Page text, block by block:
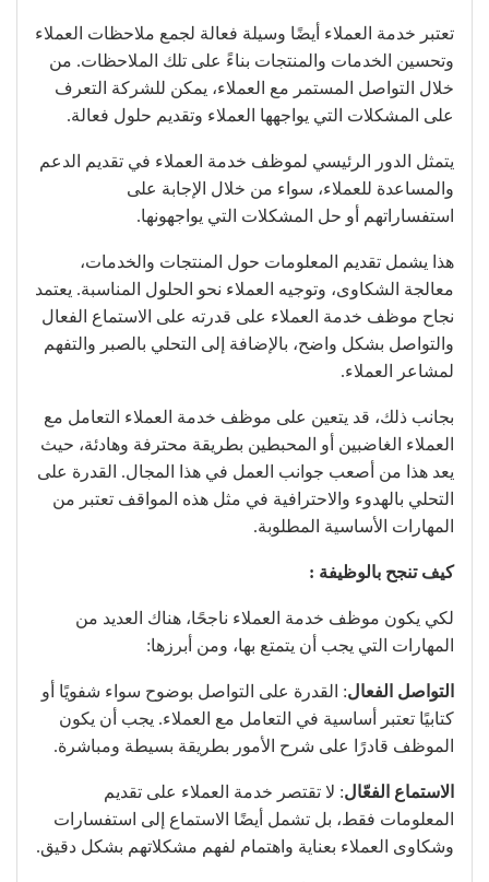
تعتبر خدمة العملاء أيضًا وسيلة فعالة لجمع ملاحظات العملاء
وتحسين الخدمات والمنتجات بناءً على تلك الملاحظات. من
خلال التواصل المستمر مع العملاء، يمكن للشركة التعرف
على المشكلات التي يواجهها العملاء وتقديم حلول فعالة.
يتمثل الدور الرئيسي لموظف خدمة العملاء في تقديم الدعم
والمساعدة للعملاء، سواء من خلال الإجابة على
استفساراتهم أو حل المشكلات التي يواجهونها.
هذا يشمل تقديم المعلومات حول المنتجات والخدمات،
معالجة الشكاوى، وتوجيه العملاء نحو الحلول المناسبة. يعتمد
نجاح موظف خدمة العملاء على قدرته على الاستماع الفعال
والتواصل بشكل واضح، بالإضافة إلى التحلي بالصبر والتفهم
لمشاعر العملاء.
بجانب ذلك، قد يتعين على موظف خدمة العملاء التعامل مع
العملاء الغاضبين أو المحبطين بطريقة محترفة وهادئة، حيث
يعد هذا من أصعب جوانب العمل في هذا المجال. القدرة على
التحلي بالهدوء والاحترافية في مثل هذه المواقف تعتبر من
المهارات الأساسية المطلوبة.
كيف تنجح بالوظيفة :
لكي يكون موظف خدمة العملاء ناجحًا، هناك العديد من
المهارات التي يجب أن يتمتع بها، ومن أبرزها:
التواصل الفعال: القدرة على التواصل بوضوح سواء شفويًا أو
كتابيًا تعتبر أساسية في التعامل مع العملاء. يجب أن يكون
الموظف قادرًا على شرح الأمور بطريقة بسيطة ومباشرة.
الاستماع الفعّال: لا تقتصر خدمة العملاء على تقديم
المعلومات فقط، بل تشمل أيضًا الاستماع إلى استفسارات
وشكاوى العملاء بعناية واهتمام لفهم مشكلاتهم بشكل دقيق.